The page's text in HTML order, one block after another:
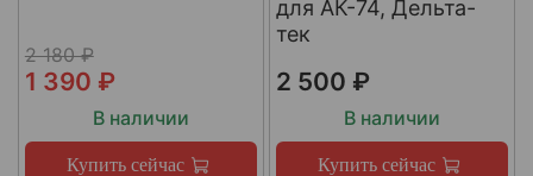
2 180 ₽
1 390 ₽
В наличии
Купить сейчас
для АК-74, Дельта-
тек
2 500 ₽
В наличии
Купить сейчас